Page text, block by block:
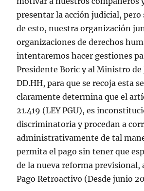
presentar la acción judicial,
de esto, nuestra organización
organizaciones de derechos
intentaremos hacer gestiones
Presidente Boric y al Ministro de
DD.HH, para que se recoja esta
claramente determina que el
21.419 (LEY PGU), es
discriminatoria y procedan a
administrativamente de tal
permita el pago sin tener que
de la nueva reforma previsional,
Pago Retroactivo (Desde junio